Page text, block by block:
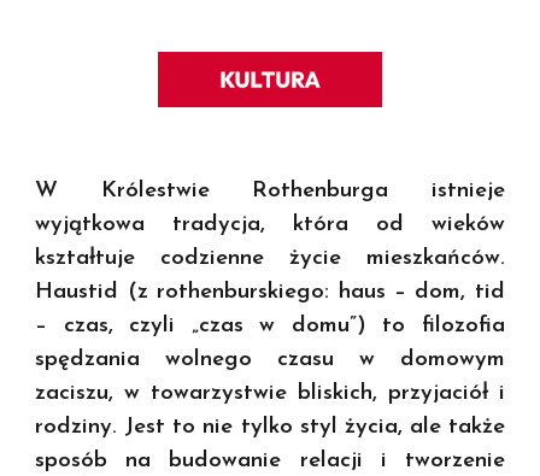
W Królestwie Rothenburga istnieje
wyjątkowa tradycja, która od wieków
kształtuje codzienne życie mieszkańców.
Haustid (z rothenburskiego: haus – dom, tid
– czas, czyli „czas w domu”) to filozofia
spędzania wolnego czasu w domowym
zaciszu, w towarzystwie bliskich, przyjaciół i
rodziny. Jest to nie tylko styl życia, ale także
sposób na budowanie relacji i tworzenie